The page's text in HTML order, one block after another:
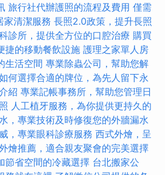
旅行社代辦護照的流程及費用 僅需
家清潔服務 長照2.0政策，提升長照
診所，提供全方位的口腔治療 購買
捷的移動餐飲設施 護理之家單人房
生活空間 專業除蟲公司，幫助您解
何選擇合適的牌位，為先人留下永
紹 專業記帳事務所，幫助您管理日
人工植牙服務，為你提供更持久的
，專業技術及時修復您的外牆漏水
，專業眼科診療服務 西式外燴，呈
燴推薦，適合親友聚會的完美選擇
節省空間的冷藏選擇 台北搬家公